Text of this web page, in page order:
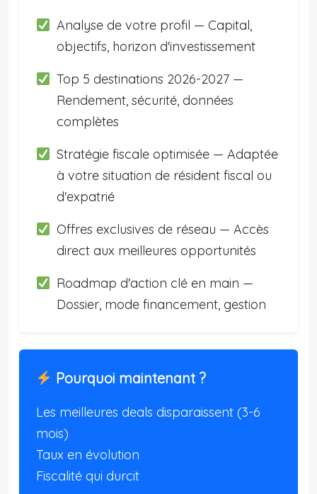
Analyse de votre profil — Capital,
objectifs, horizon d'investissement
Top 5 destinations 2026-2027 —
Rendement, sécurité, données
complètes
Stratégie fiscale optimisée — Adaptée
à votre situation de résident fiscal ou
d'expatrié
Offres exclusives de réseau — Accès
direct aux meilleures opportunités
Roadmap d'action clé en main —
Dossier, mode financement, gestion
Pourquoi maintenant ?
Les meilleures deals disparaissent (3-6
mois)
Taux en évolution
Fiscalité qui durcit